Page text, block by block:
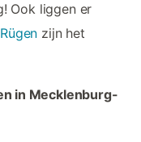
Ook liggen er
Rügen zijn het
in Mecklenburg-